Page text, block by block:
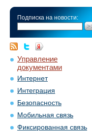
Подписка на новости:
Управление
документами
Интернет
Интеграция
Безопасность
Мобильная связь
Фиксированная связь